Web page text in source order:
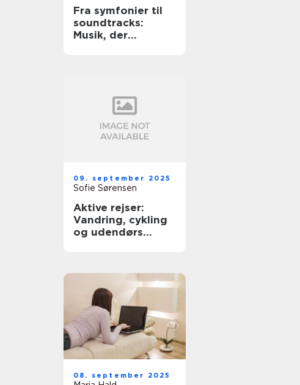
Fra symfonier til
soundtracks:
Musik, der
09. september 2025
Sofie Sørensen
Aktive rejser:
Vandring, cykling
og udendørs
08. september 2025